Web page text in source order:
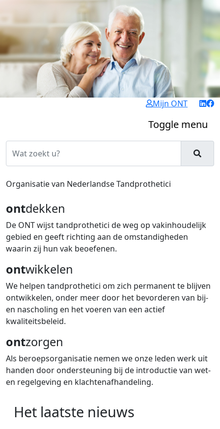
Mijn ONT
Toggle menu
Organisatie van Nederlandse Tandprothetici
ontdekken
De ONT wijst tandprothetici de weg op vakinhoudelijk
gebied en geeft richting aan de omstandigheden
waarin zij hun vak beoefenen.
ontwikkelen
We helpen tandprothetici om zich permanent te blijven
ontwikkelen, onder meer door het bevorderen van bij-
en nascholing en het voeren van een actief
kwaliteitsbeleid.
ontzorgen
Als beroepsorganisatie nemen we onze leden werk uit
handen door ondersteuning bij de introductie van wet-
en regelgeving en klachtenafhandeling.
Het laatste nieuws